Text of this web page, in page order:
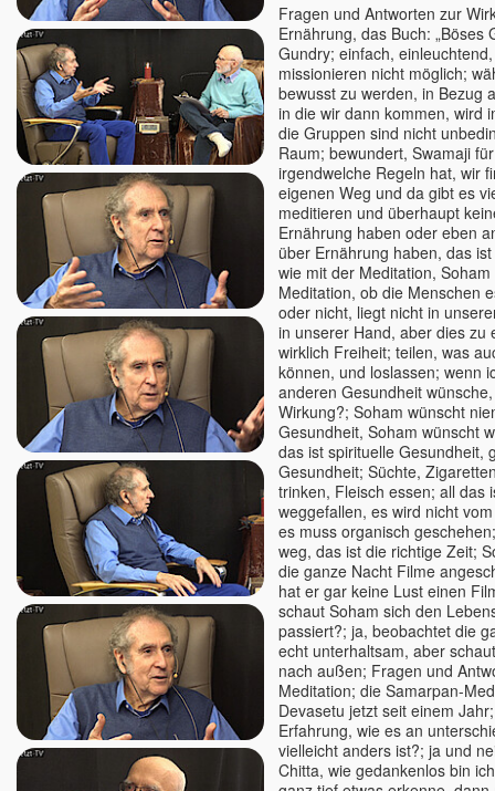
Prashantam
Pratibha u. Kareem
Prem Joshua
Premananda / John David
Premdas
Premodaya
Ralf Heske
Rama
Ramana Maharshi
Ramesh - Ronny
Ramesh Balsekar
Rani Kaluza
Rania
Ranjit Maharaj
Reimund Kästner
Renate Ma Nishcala, jetzt:
Nishkàma
Ria Panen Godesberg
Richard Gruber
Richard Sylvester
Rick Linchitz †
Robert Adams
Roland und Ludmilla /
Erleuchtungs-Kongresse
Romen Banerjee
Romeo Kovcin
Roland Engert
Fragen und Antworten zur
Ernährung, das Buch: „Böses
Gundry; einfach,
missionieren nicht möglich;
bewusst zu werden, in Bezug
in die wir dann kommen, wird
die Gruppen sind nicht
Raum; bewundert, Swamaji
irgendwelche Regeln hat, wir
eigenen Weg und da gibt es
meditieren und überhaupt
Ernährung haben oder eben
über Ernährung haben, das
wie mit der Meditation,
Meditation, ob die Menschen
oder nicht, liegt nicht in
in unserer Hand, aber dies zu
wirklich Freiheit; teilen, was
können, und loslassen; wenn
anderen Gesundheit
Wirkung?; Soham wünscht
Gesundheit, Soham wünscht
das ist spirituelle Gesundheit,
Gesundheit; Süchte,
trinken, Fleisch essen; all das
weggefallen, es wird nicht
es muss organisch
weg, das ist die richtige Zeit;
die ganze Nacht Filme
hat er gar keine Lust einen
schaut Soham sich den
passiert?; ja, beobachtet die
echt unterhaltsam, aber
nach außen; Fragen und
Meditation; die Samarpan-
Devasetu jetzt seit einem
Erfahrung, wie es an
vielleicht anders ist?; ja und
Chitta, wie gedankenlos bin